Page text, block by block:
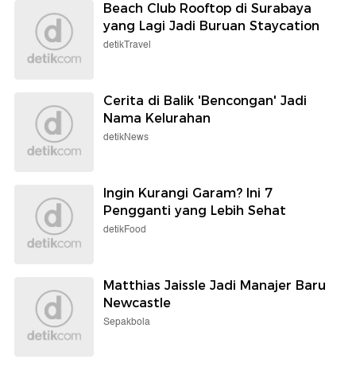
Beach Club Rooftop di Surabaya
yang Lagi Jadi Buruan Staycation
detikTravel
Cerita di Balik 'Bencongan' Jadi
Nama Kelurahan
detikNews
Ingin Kurangi Garam? Ini 7
Pengganti yang Lebih Sehat
detikFood
Matthias Jaissle Jadi Manajer Baru
Newcastle
Sepakbola